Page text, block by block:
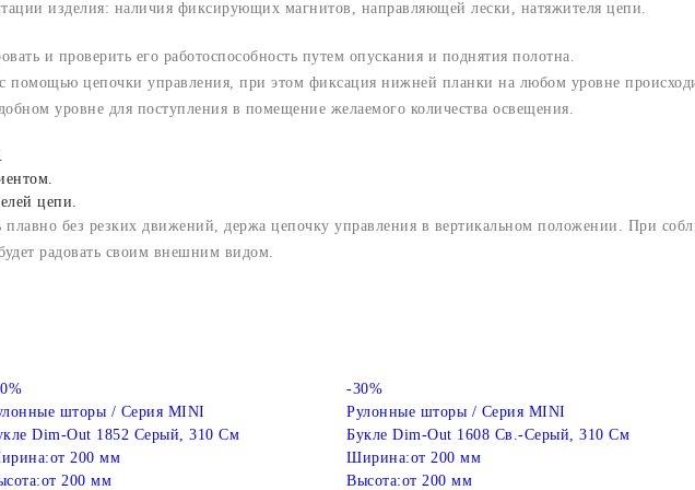
изделия: наличия фиксирующих магнитов, направляющей лески, натяжителя цепи.
и проверить его работоспособность путем опускания и поднятия полотна.
помощью цепочки управления, при этом фиксация нижней планки на любом уровне
уровне для поступления в помещение желаемого количества освещения.
цепи.
без резких движений, держа цепочку управления в вертикальном положении. При
радовать своим внешним видом.
шторы / Серия MINI
Dim-Out 1852 Серый, 310 См
от 200 мм
от 200 мм
-30%
Рулонные шторы / Серия MINI
Букле Dim-Out 1608 Св.-Серый, 310 См
Ширина:от 200 мм
Высота:от 200 мм